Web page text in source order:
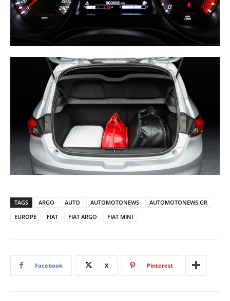
TAGS ARGO AUTO AUTOMOTONEWS
AUTOMOTONEWS.GR
EUROPE
FIAT FIAT ARGO FIAT MINI
Facebook X Pinterest